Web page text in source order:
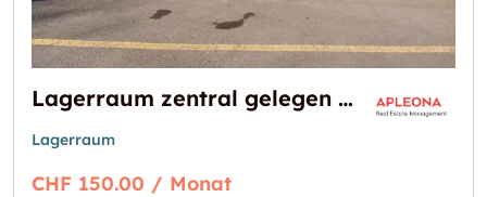
Lagerraum zentral gelegen in Zürich
Lagerraum
CHF 150.00 / Monat